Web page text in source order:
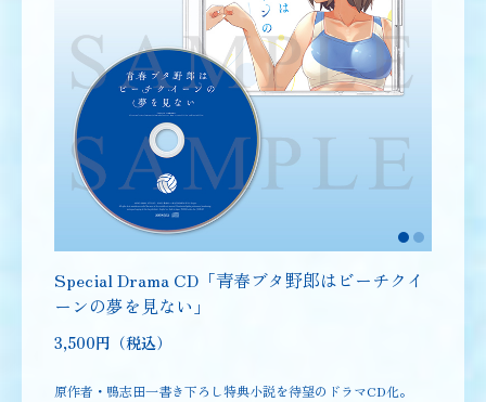
Special Drama CD「青春ブタ野郎はビーチクイ
ーンの夢を見ない」
3,500円（税込）
原作者・鴨志田一書き下ろし特典小説を待望のドラマCD化。